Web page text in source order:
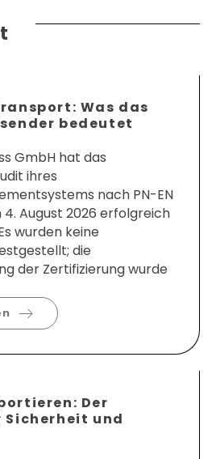
Was das
bedeutet
GmbH hat das
ihres
nach PN-EN
4. August 2026 erfolgreich
wurden keine
die
der Zertifizierung wurde
Der
und